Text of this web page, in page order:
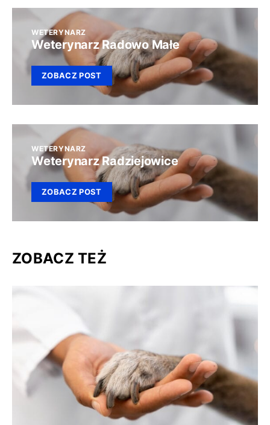
WETERYNARZ
Weterynarz Radowo Małe
ZOBACZ POST
WETERYNARZ
Weterynarz Radziejowice
ZOBACZ POST
ZOBACZ TEŻ